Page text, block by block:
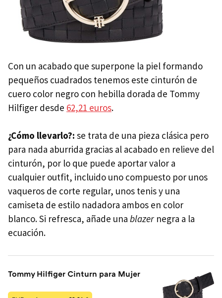
Con un acabado que superpone la piel formando
pequeños cuadrados tenemos este cinturón de
cuero color negro con hebilla dorada de Tommy
Hilfiger desde 62,21 euros.
¿Cómo llevarlo?: se trata de una pieza clásica pero
para nada aburrida gracias al acabado en relieve del
cinturón, por lo que puede aportar valor a
cualquier outfit, incluido uno compuesto por unos
vaqueros de corte regular, unos tenis y una
camiseta de estilo nadadora ambos en color
blanco. Si refresca, añade una blazer negra a la
ecuación.
Tommy Hilfiger Cinturn para Mujer